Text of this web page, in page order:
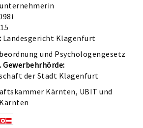
Landesgericht Klagenfurt
und Psychologengesetz
der Stadt Klagenfurt
Kärnten, UBIT und